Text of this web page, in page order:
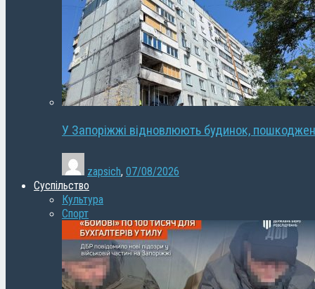
У Запоріжжі відновлюють будинок,
zapsich, 07/08/2026
Суспільство
Культура
Спорт